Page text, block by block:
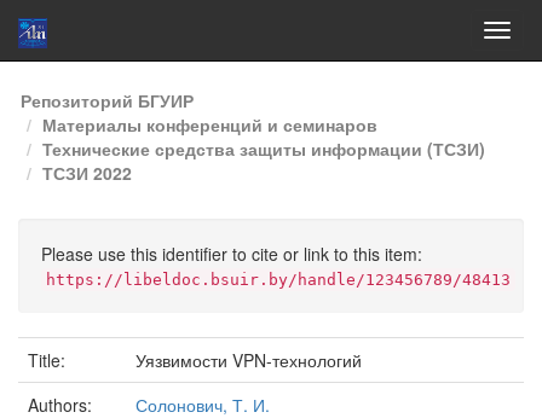
Skip
navigation
Репозиторий БГУИР
Материалы конференций и семинаров
Технические средства защиты информации (ТСЗИ)
ТСЗИ 2022
Please use this identifier to cite or link to this item:
https://libeldoc.bsuir.by/handle/123456789/48413
Title:
Уязвимости VPN-технологий
Authors:
Солонович, Т. И.